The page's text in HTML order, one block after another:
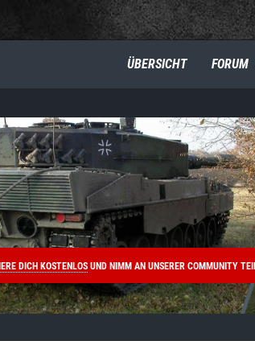
ÜBERSICHT FORUM
DICH KOSTENLOSUND NIMM AN UNSERER COMMUNITY